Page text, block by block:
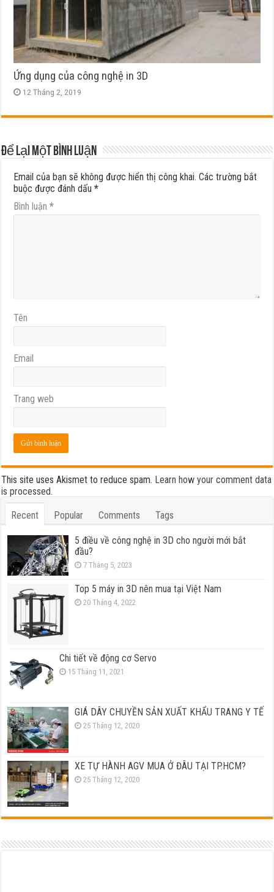
Ứng dụng của công nghệ in 3D
12 Tháng 2, 2019
Để lại một bình luận
Email của bạn sẽ không được hiển thị công khai. Các trường bắt
buộc được đánh dấu*
Bình luận*
Tên
Email
Trang web
This site uses Akismet to reduce spam. Learn how your comment data
is processed.
Recent Popular Comments Tags
5 điều về công nghệ in 3D cho người mới bắt
đầu?
7 Tháng 5, 2023
Top 5 máy in 3D nên mua tại Việt Nam
20 Tháng 4, 2022
Chi tiết về động cơ Servo
15 Tháng 11, 2021
GIÁ DÂY CHUYỀN SẢN XUẤT KHẨU TRANG Y TẾ
25 Tháng 12, 2020
XE TỰ HÀNH AGV MUA Ở ĐÂU TẠI TP.HCM?
25 Tháng 12, 2020